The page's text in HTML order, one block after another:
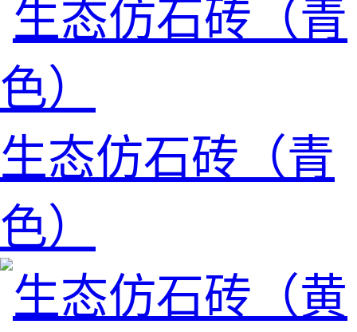
生态仿石砖（青
色）